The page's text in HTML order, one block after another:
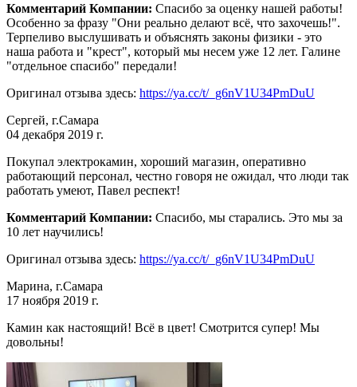
Комментарий Компании: Спасибо за оценку нашей работы!
Особенно за фразу "Они реально делают всё, что захочешь!".
Терпеливо выслушивать и объяснять законы физики - это
наша работа и "крест", который мы несем уже 12 лет. Галине
"отдельное спасибо" передали!
Оригинал отзыва здесь: https://ya.cc/t/_g6nV1U34PmDuU
Сергей, г.Самара
04 декабря 2019 г.
Покупал электрокамин, хороший магазин, оперативно
работающий персонал, честно говоря не ожидал, что люди так
работать умеют, Павел респект!
Комментарий Компании: Спасибо, мы старались. Это мы за
10 лет научились!
Оригинал отзыва здесь: https://ya.cc/t/_g6nV1U34PmDuU
Марина, г.Самара
17 ноября 2019 г.
Камин как настоящий! Всё в цвет! Смотрится супер! Мы
довольны!